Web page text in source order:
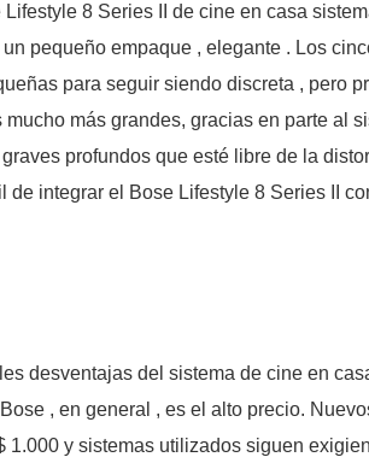
8 Series II de cine en casa
pequeño empaque , elegante . Los
para seguir siendo discreta , pero
más grandes, gracias en parte al
profundos que esté libre de la
de integrar el Bose Lifestyle 8 Series II
desventajas del sistema de cine en
, en general , es el alto precio.
1.000 y sistemas utilizados siguen